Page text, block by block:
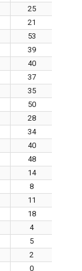
25
21
53
39
40
37
35
50
28
34
40
48
14
8
11
18
4
5
2
0